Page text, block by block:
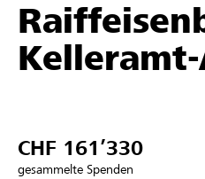
Unterstützen
Hilfe & Support
CHF 161’330
gesammelte Spenden